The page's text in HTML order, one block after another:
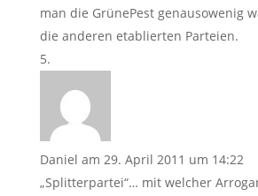
man die GrünePest genausowenig
die anderen etablierten Parteien.
Daniel am 29. April 2011 um 14:22
„Splitterpartei“… mit welcher